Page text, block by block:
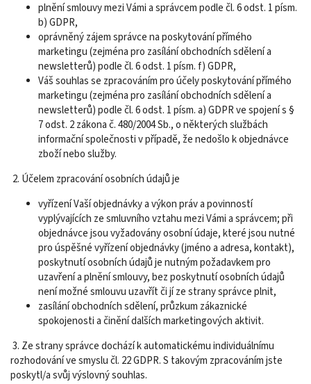
plnění smlouvy mezi Vámi a správcem podle čl. 6 odst. 1 písm.
b) GDPR,
oprávněný zájem správce na poskytování přímého
marketingu (zejména pro zasílání obchodních sdělení a
newsletterů) podle čl. 6 odst. 1 písm. f) GDPR,
Váš souhlas se zpracováním pro účely poskytování přímého
marketingu (zejména pro zasílání obchodních sdělení a
newsletterů) podle čl. 6 odst. 1 písm. a) GDPR ve spojení s §
7 odst. 2 zákona č. 480/2004 Sb., o některých službách
informační společnosti v případě, že nedošlo k objednávce
zboží nebo služby.
2. Účelem zpracování osobních údajů je
vyřízení Vaší objednávky a výkon práv a povinností
vyplývajících ze smluvního vztahu mezi Vámi a správcem; při
objednávce jsou vyžadovány osobní údaje, které jsou nutné
pro úspěšné vyřízení objednávky (jméno a adresa, kontakt),
poskytnutí osobních údajů je nutným požadavkem pro
uzavření a plnění smlouvy, bez poskytnutí osobních údajů
není možné smlouvu uzavřít či jí ze strany správce plnit,
zasílání obchodních sdělení, průzkum zákaznické
spokojenosti a činění dalších marketingových aktivit.
3. Ze strany správce dochází k automatickému individuálnímu
rozhodování ve smyslu čl. 22 GDPR. S takovým zpracováním jste
poskytl/a svůj výslovný souhlas.